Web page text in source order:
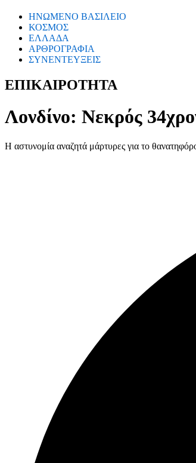
ΗΝΩΜΕΝΟ ΒΑΣΙΛΕΙΟ
ΚΟΣΜΟΣ
ΕΛΛΑΔΑ
ΑΡΘΡΟΓΡΑΦΙΑ
ΣΥΝΕΝΤΕΥΞΕΙΣ
ΕΠΙΚΑΙΡΟΤΗΤΑ
Λονδίνο: Νεκρός
Η αστυνομία αναζητά μάρτυρες για το